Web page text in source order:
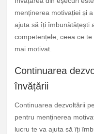
menținerea motivației și
ajuta să îți îmbunătățești
competențele, ceea ce
mai motivat.
Continuarea
învățării
Continuarea dezvoltării
pentru menținerea
lucru te va ajuta să îți